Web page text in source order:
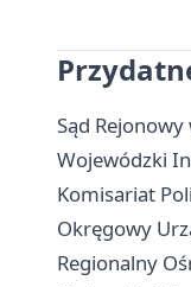
Sąd
Wojewódzki
Komisariat
Okręgowy
Regionalny